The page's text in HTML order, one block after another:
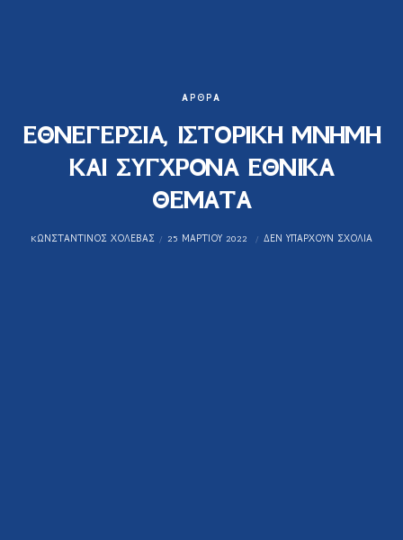
ΆΡΘΡΑ
ΕΘΝΕΓΕΡΣΙΑ, ΙΣΤΟΡΙΚΗ ΜΝΗΜΗ
ΚΑΙ ΣΥΓΧΡΟΝΑ ΕΘΝΙΚΑ
ΘΕΜΑΤΑ
KΩΝΣΤΑΝΤΊΝΟΣ ΧΟΛΈΒΑΣ 25 ΜΑΡΤΊΟΥ 2022 ΔΕΝ ΥΠΆΡΧΟΥΝ ΣΧΌΛΙΑ